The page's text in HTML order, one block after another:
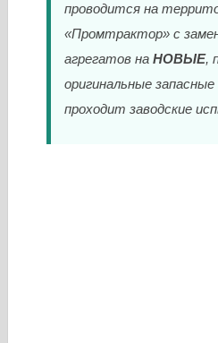
проводится на
«Промтрактор» с
агрегатов наНОВЫЕ,
оригинальные
проходит заводские